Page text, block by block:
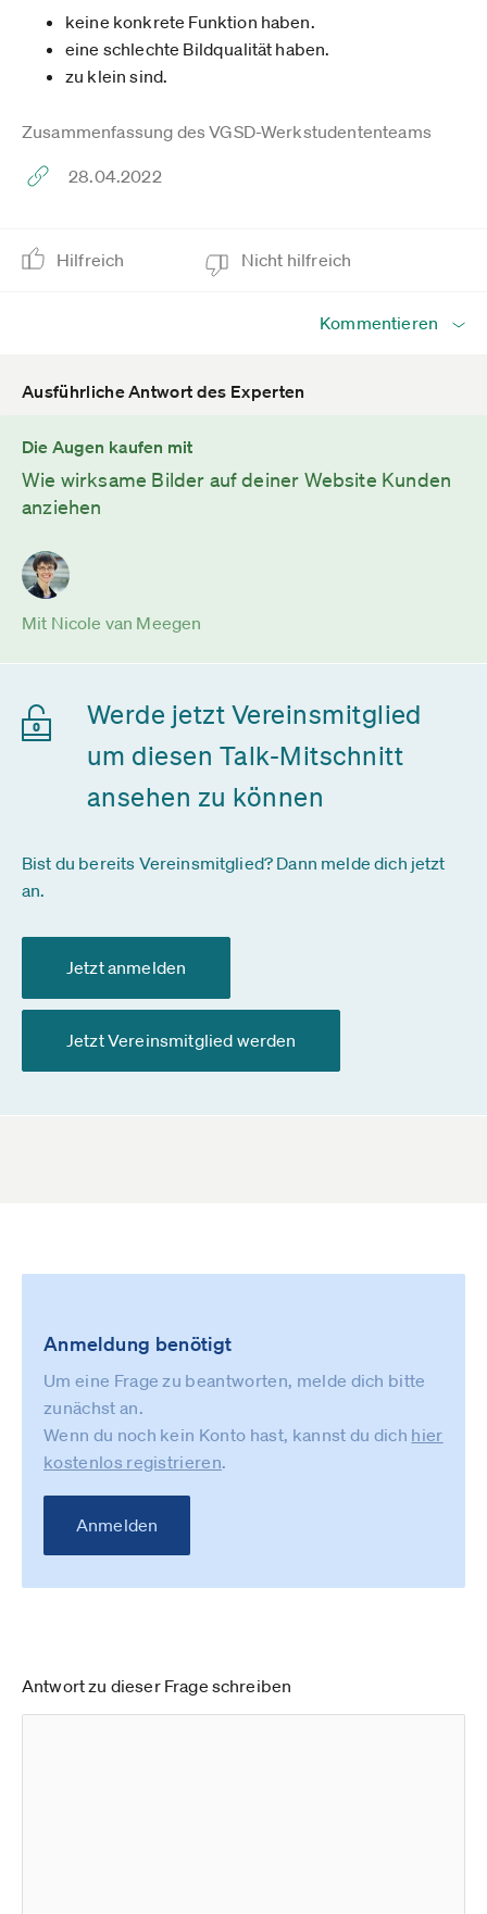
keine konkrete Funktion haben.
eine schlechte Bildqualität haben.
zu klein sind.
Zusammenfassung des VGSD-Werkstudententeams
28.04.2022
Hilfreich Nicht hilfreich
Kommentieren
Ausführliche Antwort des Experten
Die Augen kaufen mit
Wie wirksame Bilder auf deiner Website Kunden
anziehen
Mit Nicole van Meegen
Werde jetzt Vereinsmitglied
um diesen Talk-Mitschnitt
ansehen zu können
Bist du bereits Vereinsmitglied? Dann melde dich jetzt
an.
Jetzt anmelden
Jetzt Vereinsmitglied werden
Anmeldung benötigt
Um eine Frage zu beantworten, melde dich bitte
zunächst an.
Wenn du noch kein Konto hast, kannst du dich hier
kostenlos registrieren.
Anmelden
Antwort zu dieser Frage schreiben